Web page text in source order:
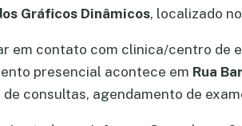
Gráficos Dinâmicos, localizado
em contato com clinica/centro de
presencial acontece em Rua
consultas, agendamento de